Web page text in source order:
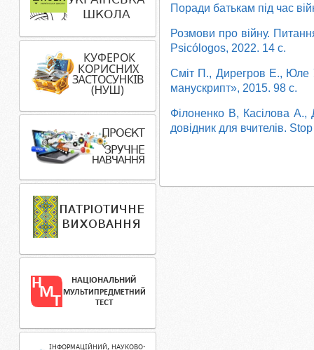
Поради батькам під час
Розмови про війну.
Psicólogos, 2022. 14 с.
Сміт П., Дирегров Е., Юле
манускрипт», 2015. 98 с.
Філоненко В, Касілова А.,
довідник для вчителів.